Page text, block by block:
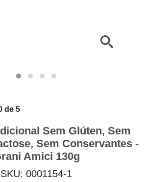
de 5
Sem Glúten, Sem
Sem Conservantes -
Amici 130g
SKU: 0001154-1